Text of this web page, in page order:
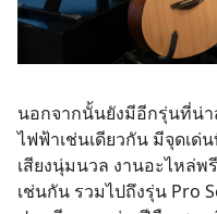
นอกจากนั้นยังมีอีกรุ่นที่น่า
ไฟฟ้าเช่นเดียวกัน มีจุดเ
เสียงนุ่มนวล งานอะไหล่
เช่นกัน รวมไปถึงรุ่น Pro